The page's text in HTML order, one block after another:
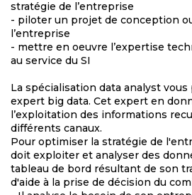
stratégie de l’entreprise
- piloter un projet de conception
l’entreprise
- mettre en oeuvre l’expertise
au service du SI
La spécialisation data analyst
expert big data. Cet expert en
l’exploitation des informations
différents canaux.
Pour optimiser la stratégie de
doit exploiter et analyser des
tableau de bord résultant de son
d'aide à la prise de décision du